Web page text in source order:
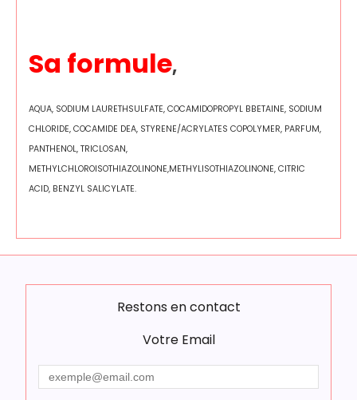
Sa formule,
AQUA, SODIUM LAURETHSULFATE, COCAMIDOPROPYL BBETAINE, SODIUM
CHLORIDE, COCAMIDE DEA, STYRENE/ACRYLATES COPOLYMER, PARFUM,
PANTHENOL, TRICLOSAN,
METHYLCHLOROISOTHIAZOLINONE,METHYLISOTHIAZOLINONE, CITRIC
ACID, BENZYL SALICYLATE.
Restons en contact
Votre Email